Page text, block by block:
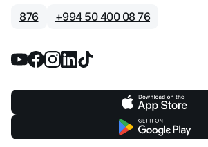
876 +994 50 400 08 76